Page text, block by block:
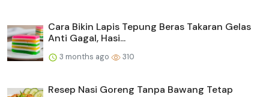
Cara Bikin Lapis Tepung Beras Takaran Gelas
Anti Gagal, Hasi...
3 months ago 310
Resep Nasi Goreng Tanpa Bawang Tetap